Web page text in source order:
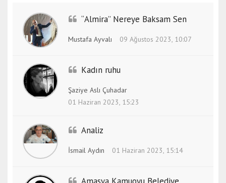
“Almira” Nereye Baksam Sen
Mustafa Ayvalı 09 Ağustos 2023, 10:07
Kadın ruhu
Şaziye Aslı Çuhadar
01 Haziran 2023, 15:23
Analiz
İsmail Aydın 01 Haziran 2023, 15:14
Amasya Kamuoyu Belediye